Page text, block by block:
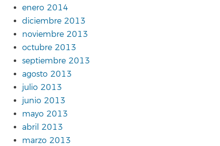
enero 2014
diciembre 2013
noviembre 2013
octubre 2013
septiembre 2013
agosto 2013
julio 2013
junio 2013
mayo 2013
abril 2013
marzo 2013